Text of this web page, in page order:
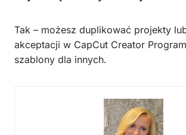
Tak – możesz duplikować projekty
akceptacji w CapCut Creator
szablony dla innych.